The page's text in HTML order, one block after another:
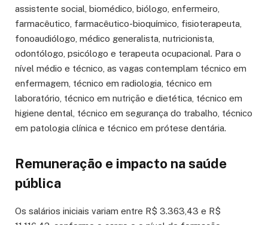
assistente social, biomédico, biólogo, enfermeiro,
farmacêutico, farmacêutico-bioquímico, fisioterapeuta,
fonoaudiólogo, médico generalista, nutricionista,
odontólogo, psicólogo e terapeuta ocupacional. Para o
nível médio e técnico, as vagas contemplam técnico em
enfermagem, técnico em radiologia, técnico em
laboratório, técnico em nutrição e dietética, técnico em
higiene dental, técnico em segurança do trabalho, técnico
em patologia clínica e técnico em prótese dentária.
Remuneração e impacto na saúde
pública
Os salários iniciais variam entre R$ 3.363,43 e R$